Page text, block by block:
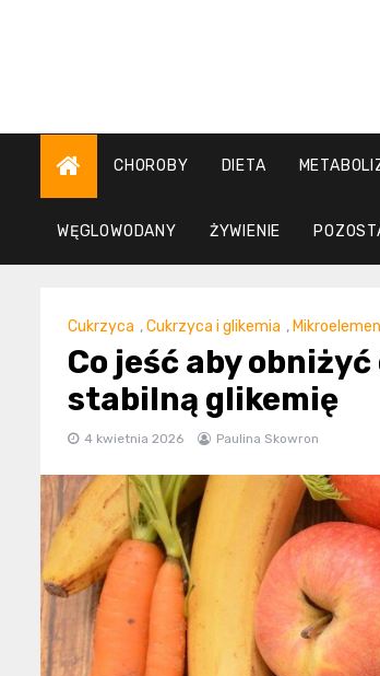
CHOROBY DIETA
WĘGLOWODANY ŻYWIENIE
Cukrzyca ,Cukrzyca i glikemia ,
Co jeść aby
stabilną glikemię
4 kwietnia 2026 Paulina Skowron